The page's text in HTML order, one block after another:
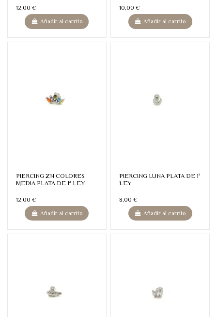
12,00 €
Añadir al carrito
10,00 €
Añadir al carrito
PIERCING ZN COLORES
MEDIA PLATA DE 1ª LEY
12,00 €
Añadir al carrito
PIERCING LUNA PLATA DE 1ª
LEY
8,00 €
Añadir al carrito